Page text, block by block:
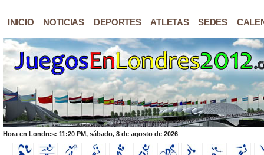
INICIO NOTICIAS DEPORTES ATLETAS SEDES
Hora en Londres: 11:20 PM, sábado, 8 de agosto de 2026